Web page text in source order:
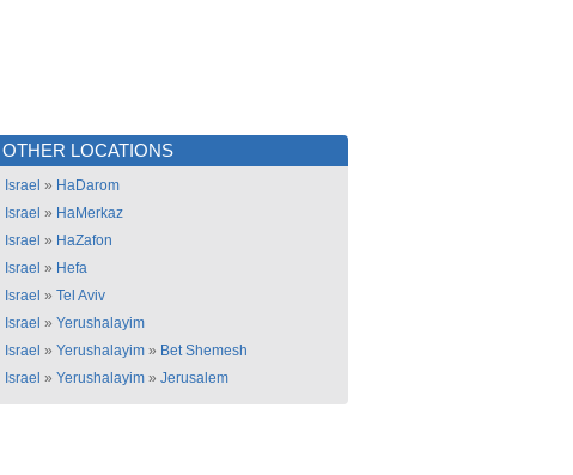
OTHER LOCATIONS
Israel » HaDarom
Israel » HaMerkaz
Israel » HaZafon
Israel » Hefa
Israel » Tel Aviv
Israel » Yerushalayim
Israel » Yerushalayim » Bet Shemesh
Israel » Yerushalayim » Jerusalem